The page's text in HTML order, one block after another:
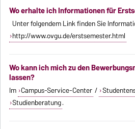
Wo erhalte ich Informationen für
Unter folgendem Link finden Sie
http://www.ovgu.de/erstsemester.html
Wo kann ich mich zu den
lassen?
Im Campus-Service-Center /
Studienberatung.